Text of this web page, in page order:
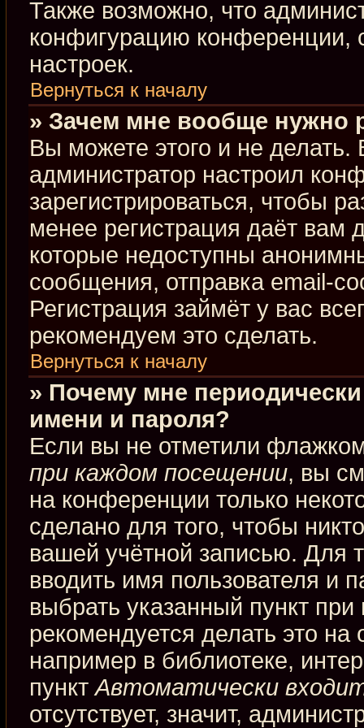
Также возможно, что
конфигурацию конференции,
настроек.
Вернуться к началу
» Зачем мне вообще нужно
Вы можете этого и не делать.
администратор настроил
зарегистрироваться, чтобы
менее регистрация даёт вам
которые недоступны
сообщения, отправка email-
Регистрация займёт у вас
рекомендуем это сделать.
Вернуться к началу
» Почему мне
имени и пароля?
Если вы не отметили
при каждом посещении, вы
на конференции только
сделано для того, чтобы
вашей учётной записью. Для
вводить имя пользователя и
выбрать указанный пункт
рекомендуется делать это
например в библиотеке,
пунктАвтоматически
отсутствует, значит,